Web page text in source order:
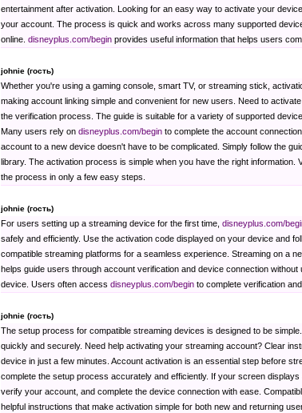
entertainment after activation. Looking for an easy way to activate your
your account. The process is quick and works across many supported
online. disneyplus.com/begin provides useful information that helps users
johnie (гость)
Whether you're using a gaming console, smart TV, or streaming stick,
making account linking simple and convenient for new users. Need to
the verification process. The guide is suitable for a variety of supported
Many users rely on disneyplus.com/begin to complete the account
account to a new device doesn't have to be complicated. Simply follow the
library. The activation process is simple when you have the right information.
the process in only a few easy steps.
johnie (гость)
For users setting up a streaming device for the first time, disneyplus.com/
safely and efficiently. Use the activation code displayed on your device and
compatible streaming platforms for a seamless experience. Streaming on a
helps guide users through account verification and device connection
device. Users often access disneyplus.com/begin to complete verification
johnie (гость)
The setup process for compatible streaming devices is designed to be simple.
quickly and securely. Need help activating your streaming account? Clear
device in just a few minutes. Account activation is an essential step before
complete the setup process accurately and efficiently. If your screen
verify your account, and complete the device connection with ease.
helpful instructions that make activation simple for both new and returning